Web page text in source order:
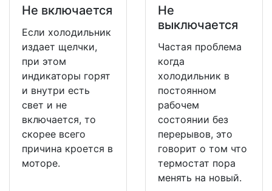
Не включается
Если холодильник
издает щелчки,
при этом
индикаторы горят
и внутри есть
свет и не
включается, то
скорее всего
причина кроется в
моторе.
Не
выключается
Частая проблема
когда
холодильник в
постоянном
рабочем
состоянии без
перерывов, это
говорит о том что
термостат пора
менять на новый.